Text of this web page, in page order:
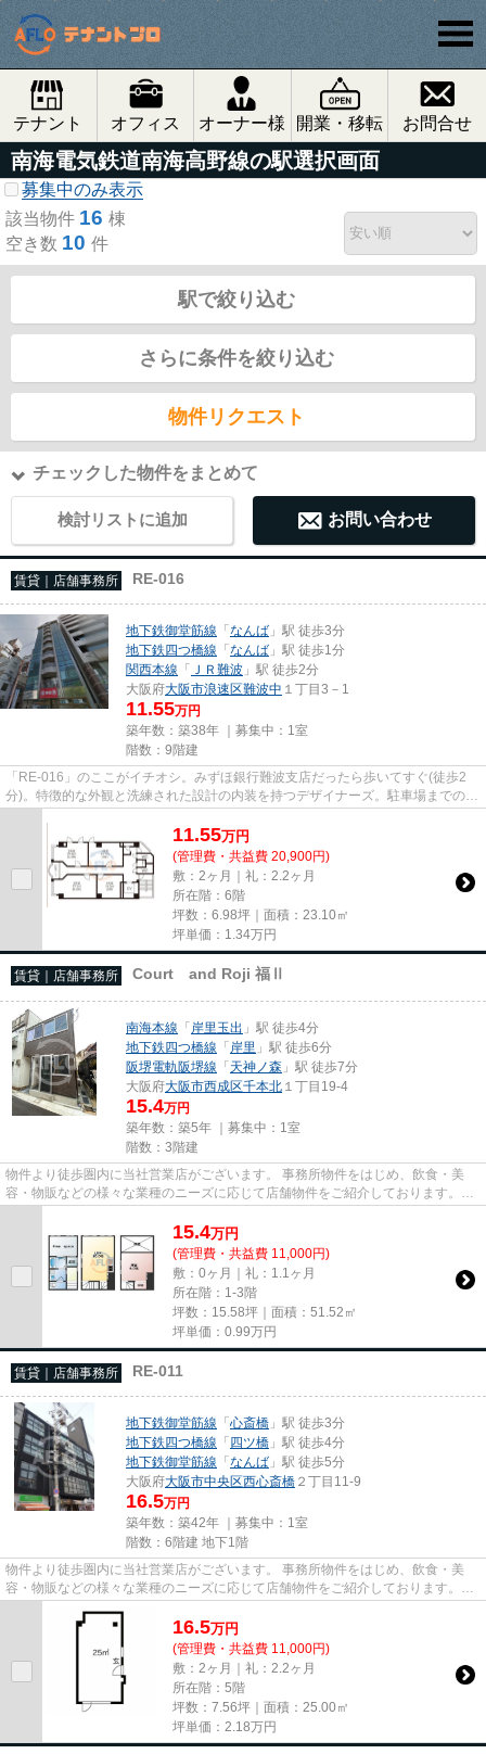
テナント オフィス オーナー様 開業・移転 お問合せ
南海電気鉄道南海高野線の駅選択画面
募集中のみ表示
該当物件 16 棟
空き数 10 件
駅で絞り込む
さらに条件を絞り込む
物件リクエスト
チェックした物件をまとめて
検討リストに追加 お問い合わせ
賃貸｜店舗事務所 RE-016
地下鉄御堂筋線 「なんば 」駅 徒歩3分
地下鉄四つ橋線 「なんば 」駅 徒歩1分
関西本線 「 ＪＲ難波 」駅 徒歩2分
大阪府大阪市浪速区難波中 １丁目3－1
11.55万円
築年数：築38年 ｜募集中： 1室
階数：9階建
「RE-016」のここがイチオシ。みずほ銀行難波支店だったら歩いてすぐ(徒歩2
分)。特徴的な外観と洗練された設計の内装を持つデザイナーズ。駐車場までの距
離は200mです。クレジットカー...
11.55万円
(管理費・共益費 20,900円)
敷：2ヶ月｜礼：2.2ヶ月
所在階：6階
坪数：6.98坪｜面積：23.10㎡
坪単価： 1.34万円
賃貸｜店舗事務所 Court and Roji 福Ⅱ
南海本線 「 岸里玉出 」駅 徒歩4分
地下鉄四つ橋線 「 岸里 」駅 徒歩6分
阪堺電軌阪堺線 「天神ノ森 」駅 徒歩7分
大阪府大阪市西成区千本北 １丁目19-4
15.4万円
築年数：築5年 ｜募集中： 1室
階数：3階建
物件より徒歩圏内に当社営業店がございます。 事務所物件をはじめ、飲食・美
容・物販などの様々な業種のニーズに応じて店舗物件をご紹介しております。
尚、弊社ではおとり広告は一切...
15.4万円
(管理費・共益費 11,000円)
敷：0ヶ月｜礼：1.1ヶ月
所在階：1-3階
坪数：15.58坪｜面積：51.52㎡
坪単価： 0.99万円
賃貸｜店舗事務所 RE-011
地下鉄御堂筋線 「心斎橋 」駅 徒歩3分
地下鉄四つ橋線 「四ツ橋 」駅 徒歩4分
地下鉄御堂筋線 「なんば 」駅 徒歩5分
大阪府大阪市中央区西心斎橋 ２丁目11-9
16.5万円
築年数：築42年 ｜募集中： 1室
階数：6階建 地下1階
物件より徒歩圏内に当社営業店がございます。 事務所物件をはじめ、飲食・美
容・物販などの様々な業種のニーズに応じて店舗物件をご紹介しております。
尚、弊社ではおとり広告は一切...
16.5万円
(管理費・共益費 11,000円)
敷：2ヶ月｜礼：2.2ヶ月
所在階：5階
坪数：7.56坪｜面積：25.00㎡
坪単価： 2.18万円